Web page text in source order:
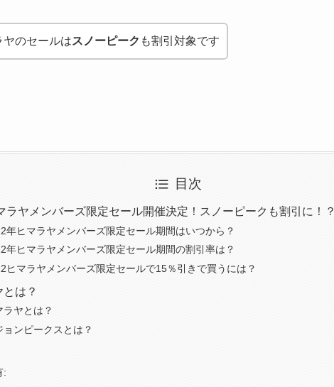
ヤのセールはスノーピーク も割引対象です
目次
ラヤメンバーズ限定セール開催決定！スノーピークも割引に！？
年ヒマラヤメンバーズ限定セール期間はいつから？
年ヒマラヤメンバーズ限定セール期間の割引率は？
ヒマラヤメンバーズ限定セールで15％引きで買うには？
とは？
ラヤとは？
ョンピークスとは？
: